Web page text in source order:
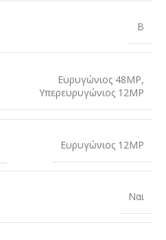
B
Ευρυγώνιος 48MP,
Υπερευρυγώνιος 12MP
Ευρυγώνιος 12MP
Ναι